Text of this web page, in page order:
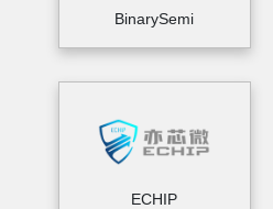
BinarySemi
ECHIP